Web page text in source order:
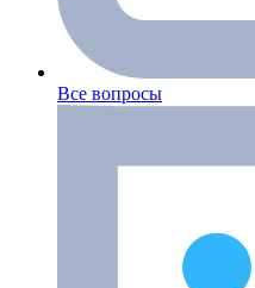
Все вопросы